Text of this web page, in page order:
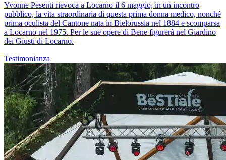
Yvonne Pesenti rievoca a Locarno il 6 maggio, in un incontro
pubblico, la vita straordinaria di questa prima donna medico, nonché
prima oculista del Cantone nata in Bielorussia nel 1884 e scomparsa
a Locarno nel 1975. Per le sue opere di Bene figurerà nel Giardino
dei Giusti di Locarno.
Testimonianza